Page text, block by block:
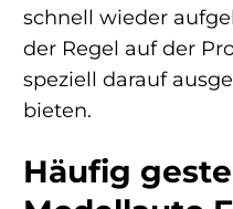
schnell wieder
der Regel auf der
speziell darauf
bieten.
Häufig